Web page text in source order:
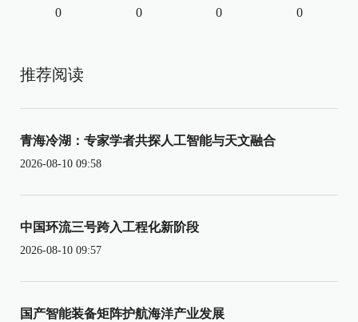
0 0 0 0
推荐阅读
青海冷湖：专家学者共探人工智能与天文融合
2026-08-10 09:58
中国环流三号跨入工程化新阶段
2026-08-10 09:57
国产智能装备矩阵护航海洋产业发展